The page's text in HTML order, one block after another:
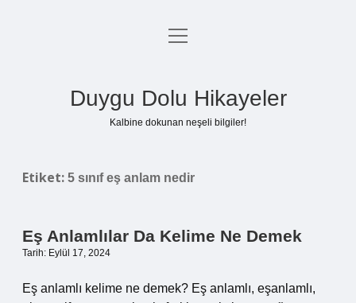
Anasayfa
menüyü
Duygu Dolu Hikayeler
Kalbine dokunan neşeli bilgiler!
Etiket: 5 sınıf eş anlam nedir
Eş Anlamlılar Da Kelime Ne Demek
Tarih: Eylül 17, 2024
Eş anlamlı kelime ne demek? Eş anlamlı, eşanlamlı,